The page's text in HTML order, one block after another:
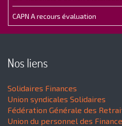
CAPN A recours évaluation
Nos liens
Solidaires Finances
Union syndicales Solidaires
Fédération Générale des
Union du personnel des